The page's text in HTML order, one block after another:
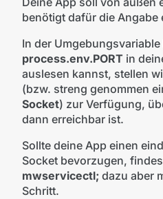
benötigt dafür die Angabe
In der Umgebungsvariable
process.env.PORT in
auslesen kannst, stellen
(bzw. streng genommen
Socket) zur Verfügung,
dann erreichbar ist.
Sollte deine App einen
Socket bevorzugen,
mwservicectl; dazu aber
Schritt.